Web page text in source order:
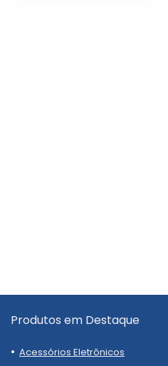
Produtos em Destaque
Acessórios Eletrônicos